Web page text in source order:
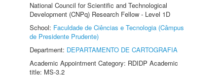
National Council for Scientific and Technological
Development (CNPq) Research Fellow - Level 1D
School: Faculdade de Ciências e Tecnologia (Câmpus
de Presidente Prudente)
Department: DEPARTAMENTO DE CARTOGRAFIA
Academic Appointment Category: RDIDP Academic
title: MS-3.2